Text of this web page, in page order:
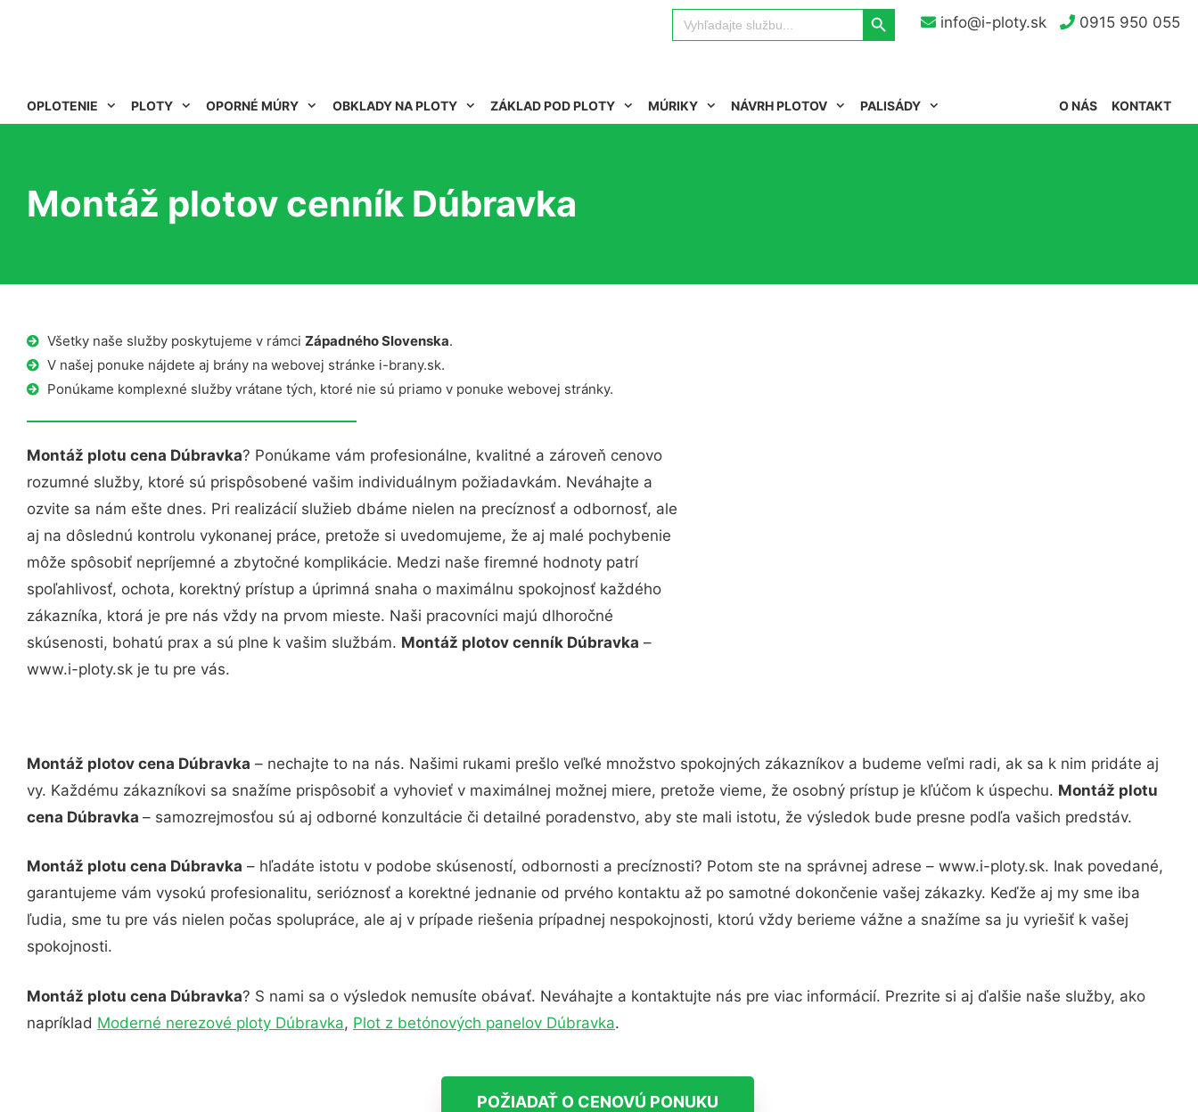
info@i-ploty.sk 0915 950 055
Search
for:
Search Button
OPLOTENIE PLOTY OPORNÉ MÚRY OBKLADY NA PLOTY ZÁKLAD POD PLOTY MÚRIKY NÁVRH PLOTOV PALISÁDY KONTAKT
O NÁS
Montáž plotov cenník Dúbravka
Všetky naše služby poskytujeme v rámci Západného Slovenska.
V našej ponuke nájdete aj brány na webovej stránke i-brany.sk.
Ponúkame komplexné služby vrátane tých, ktoré nie sú priamo v ponuke webovej stránky.
Montáž plotu cena Dúbravka? Ponúkame vám profesionálne, kvalitné a zároveň cenovo
rozumné služby, ktoré sú prispôsobené vašim individuálnym požiadavkám. Neváhajte a
ozvite sa nám ešte dnes. Pri realizácií služieb dbáme nielen na precíznosť a odbornosť, ale
aj na dôslednú kontrolu vykonanej práce, pretože si uvedomujeme, že aj malé pochybenie
môže spôsobiť nepríjemné a zbytočné komplikácie. Medzi naše firemné hodnoty patrí
spoľahlivosť, ochota, korektný prístup a úprimná snaha o maximálnu spokojnosť každého
zákazníka, ktorá je pre nás vždy na prvom mieste. Naši pracovníci majú dlhoročné
skúsenosti, bohatú prax a sú plne k vašim službám. Montáž plotov cenník Dúbravka –
www.i-ploty.sk je tu pre vás.
Montáž plotov cena Dúbravka – nechajte to na nás. Našimi rukami prešlo veľké množstvo spokojných zákazníkov a budeme veľmi radi, ak sa k nim pridáte aj
vy. Každému zákazníkovi sa snažíme prispôsobiť a vyhovieť v maximálnej možnej miere, pretože vieme, že osobný prístup je kľúčom k úspechu. Montáž plotu
cena Dúbravka – samozrejmosťou sú aj odborné konzultácie či detailné poradenstvo, aby ste mali istotu, že výsledok bude presne podľa vašich predstáv.
Montáž plotu cena Dúbravka – hľadáte istotu v podobe skúseností, odbornosti a precíznosti? Potom ste na správnej adrese – www.i-ploty.sk. Inak povedané,
garantujeme vám vysokú profesionalitu, serióznosť a korektné jednanie od prvého kontaktu až po samotné dokončenie vašej zákazky. Keďže aj my sme iba
ľudia, sme tu pre vás nielen počas spolupráce, ale aj v prípade riešenia prípadnej nespokojnosti, ktorú vždy berieme vážne a snažíme sa ju vyriešiť k vašej
spokojnosti.
Montáž plotu cena Dúbravka? S nami sa o výsledok nemusíte obávať. Neváhajte a kontaktujte nás pre viac informácií. Prezrite si aj ďalšie naše služby, ako
napríklad Moderné nerezové ploty Dúbravka, Plot z betónových panelov Dúbravka.
POŽIADAŤ O CENOVÚ PONUKU